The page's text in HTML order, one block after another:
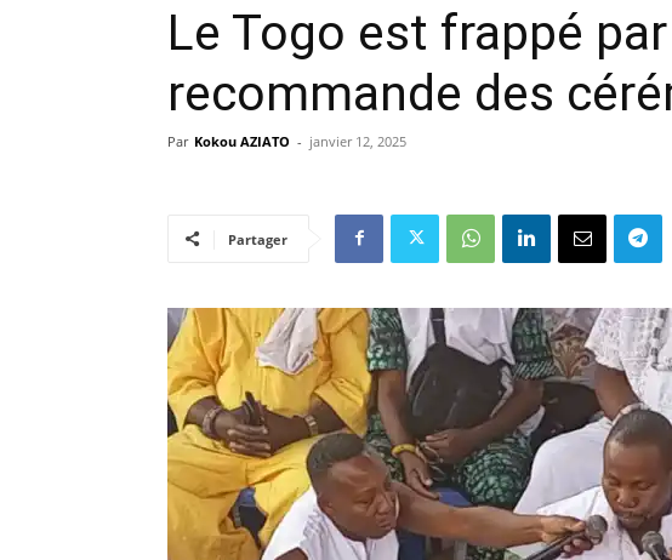
Le Togo est frappé par
recommande des
Par Kokou AZIATO - janvier 12, 2025
Partager